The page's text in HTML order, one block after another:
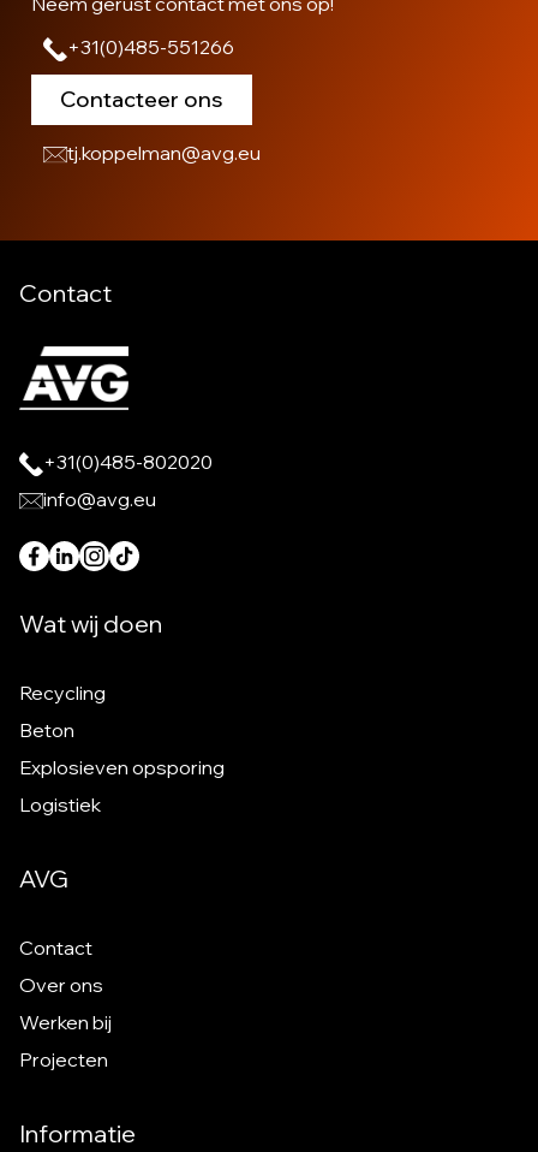
+31(0)485-551266
Contacteer ons
tj.koppelman@avg.eu
Contact
+31(0)485-802020
info@avg.eu
Wat wij doen
Recycling
Beton
Explosieven opsporing
Logistiek
AVG
Contact
Over ons
Werken bij
Projecten
Informatie